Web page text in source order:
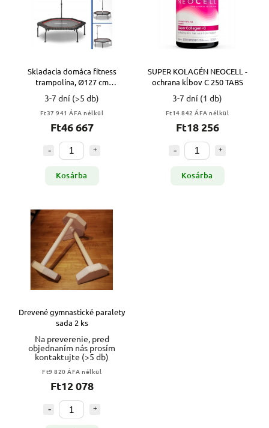
Skladacia domáca fitness
trampolína, Ø127 cm
(9655411647)
3-7 dní (>5 db)
Ft37 941 ÁFA nélkül
Ft46 667
Kosárba
SUPER KOLAGÉN NEOCELL -
ochrana kĺbov C 250 TABS
3-7 dní (1 db)
Ft14 842 ÁFA nélkül
Ft18 256
Kosárba
Drevené gymnastické paralety
sada 2 ks
Na preverenie, pred
objednaním nás prosím
kontaktujte (>5 db)
Ft9 820 ÁFA nélkül
Ft12 078